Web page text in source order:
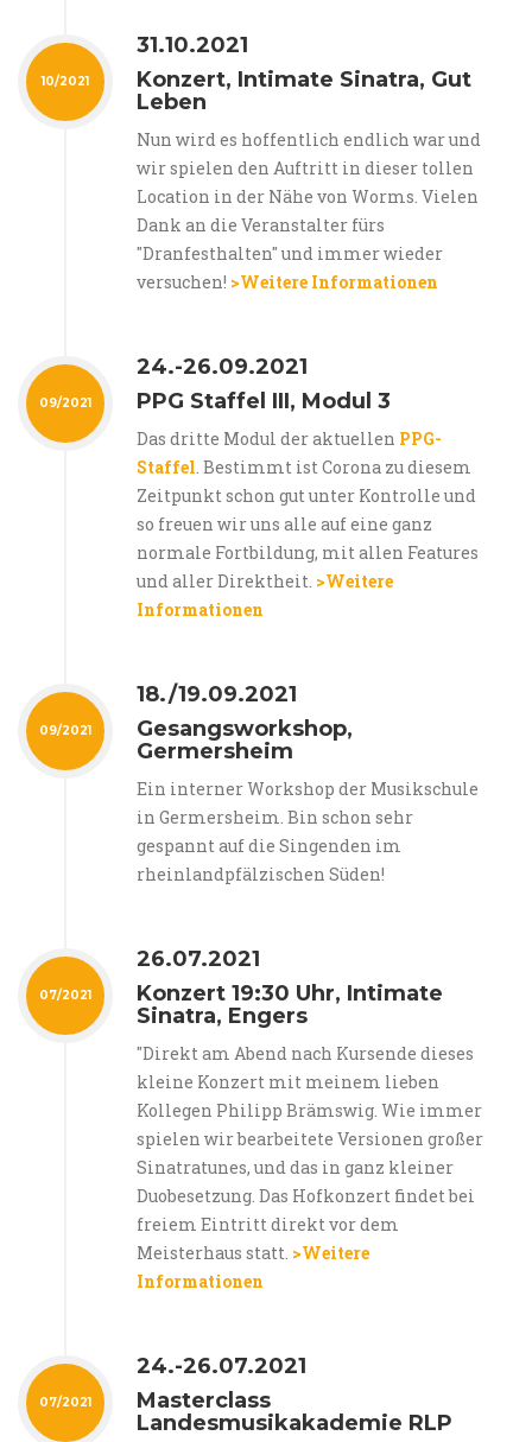
10/2021
31.10.2021
Konzert, Intimate Sinatra, Gut
Leben
Nun wird es hoffentlich endlich war und
wir spielen den Auftritt in dieser tollen
Location in der Nähe von Worms. Vielen
Dank an die Veranstalter fürs
"Dranfesthalten" und immer wieder
versuchen! >Weitere Informationen
09/2021
24.-26.09.2021
PPG Staffel III, Modul 3
Das dritte Modul der aktuellen PPG-
Staffel. Bestimmt ist Corona zu diesem
Zeitpunkt schon gut unter Kontrolle und
so freuen wir uns alle auf eine ganz
normale Fortbildung, mit allen Features
und aller Direktheit. >Weitere
Informationen
09/2021
18./19.09.2021
Gesangsworkshop,
Germersheim
Ein interner Workshop der Musikschule
in Germersheim. Bin schon sehr
gespannt auf die Singenden im
rheinlandpfälzischen Süden!
07/2021
26.07.2021
Konzert 19:30 Uhr, Intimate
Sinatra, Engers
"Direkt am Abend nach Kursende dieses
kleine Konzert mit meinem lieben
Kollegen Philipp Brämswig. Wie immer
spielen wir bearbeitete Versionen großer
Sinatratunes, und das in ganz kleiner
Duobesetzung. Das Hofkonzert findet bei
freiem Eintritt direkt vor dem
Meisterhaus statt. >Weitere
Informationen
07/2021
24.-26.07.2021
Masterclass
Landesmusikakademie RLP